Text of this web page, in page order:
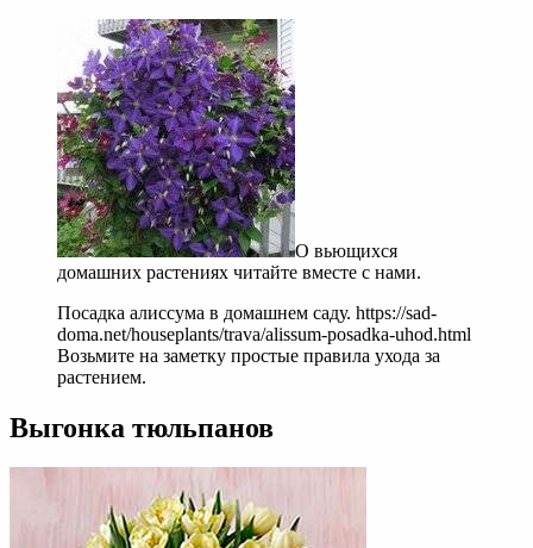
О вьющихся
домашних растениях читайте вместе с нами.
Посадка алиссума в домашнем саду. https://sad-
doma.net/houseplants/trava/alissum-posadka-uhod.html
Возьмите на заметку простые правила ухода за
растением.
Выгонка тюльпанов